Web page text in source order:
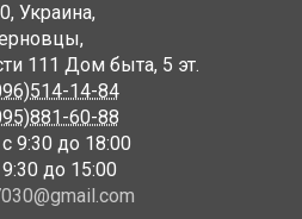
, Украина,
,
111 Дом быта, 5 эт.
14-84
60-88
9:30 до 18:00
до 15:00